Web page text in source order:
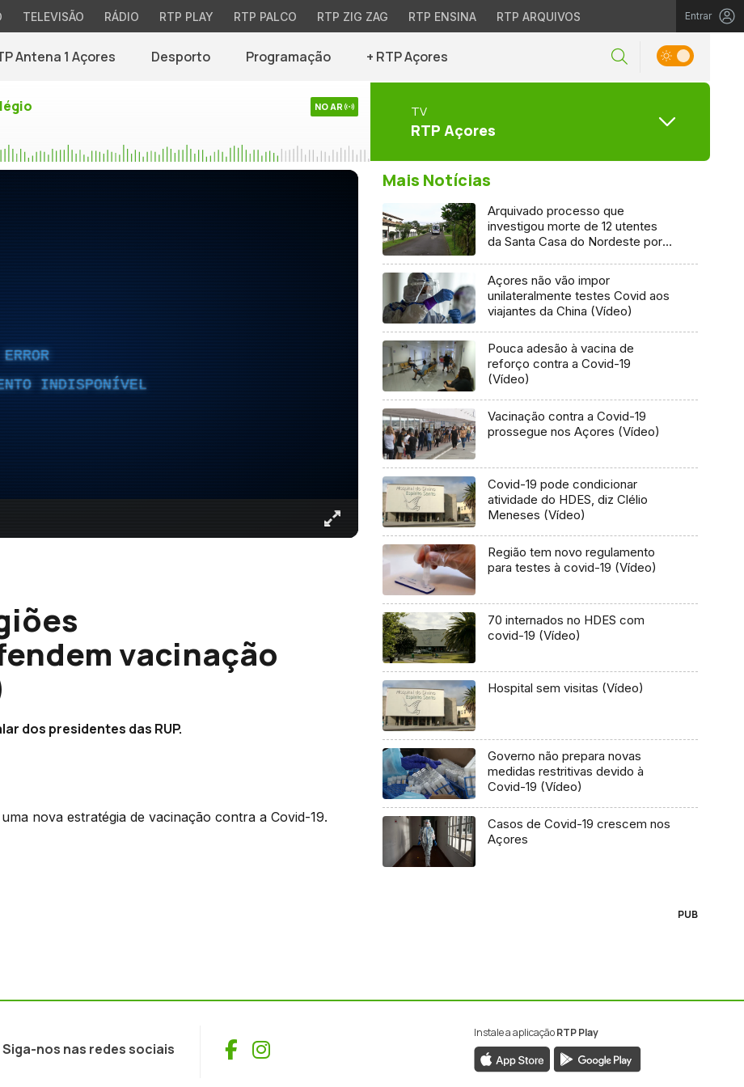
TELEVISÃO RÁDIO RTP PLAY RTP PALCO RTP ZIG ZAG RTP ENSINA RTP ARQUIVOS Entrar
Antena 1 Açores Desporto Programação + RTP Açores
NO AR TV
RTP Açores
INDISPONÍVEL
vacinação
dos presidentes das RUP.
nova estratégia de vacinação contra a Covid-19.
Mais Notícias
Arquivado processo que
investigou morte de 12 utentes
da Santa Casa do Nordeste por
Açores não vão impor
unilateralmente testes Covid aos
viajantes da China (Vídeo)
Pouca adesão à vacina de
reforço contra a Covid-19
(Vídeo)
Vacinação contra a Covid-19
prossegue nos Açores (Vídeo)
Covid-19 pode condicionar
atividade do HDES, diz Clélio
Meneses (Vídeo)
Região tem novo regulamento
para testes à covid-19 (Vídeo)
70 internados no HDES com
covid-19 (Vídeo)
Hospital sem visitas (Vídeo)
Governo não prepara novas
medidas restritivas devido à
Covid-19 (Vídeo)
Casos de Covid-19 crescem nos
Açores
PUB
Siga-nos nas redes sociais Facebook
Instagram
Instale a aplicaçãoRTP Play